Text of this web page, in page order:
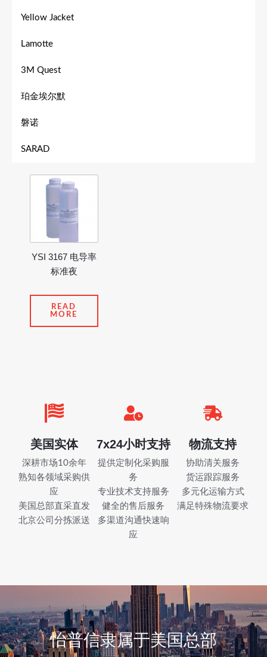
Yellow Jacket
Lamotte
3M Quest
珀金埃尔默
磐诺
SARAD
YSI 3167 电导率
标准夜
READ
MORE
美国实体
深耕市场10余年
熟知各领域采购供
应
美国总部直采直发
北京公司分拣派送
7x24小时支持
提供定制化采购服
务
专业技术支持服务
健全的售后服务
多渠道沟通快速响
应
物流支持
协助清关服务
货运跟踪服务
多元化运输方式
满足特殊物流要求
怡普信隶属于美国总部